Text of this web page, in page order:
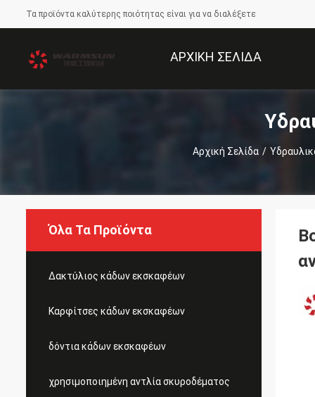
Τα προϊόντα καλύτερης ποιότητας είναι για να διαλέξετε
ΑΡΧΙΚΉ ΣΕΛΊΔΑ
Αρχική Σελίδα /
Όλα Τα Προϊόντα
Δακτύλιος κάδων εκσκαφέων
Καρφίτσες κάδων εκσκαφέων
δόντια κάδων εκσκαφέων
χρησιμοποιημένη αντλία σκυροδέματος